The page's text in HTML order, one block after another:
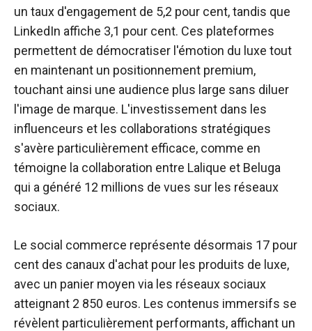
un taux d'engagement de 5,2 pour cent, tandis que
LinkedIn affiche 3,1 pour cent. Ces plateformes
permettent de démocratiser l'émotion du luxe tout
en maintenant un positionnement premium,
touchant ainsi une audience plus large sans diluer
l'image de marque. L'investissement dans les
influenceurs et les collaborations stratégiques
s'avère particulièrement efficace, comme en
témoigne la collaboration entre Lalique et Beluga
qui a généré 12 millions de vues sur les réseaux
sociaux.
Le social commerce représente désormais 17 pour
cent des canaux d'achat pour les produits de luxe,
avec un panier moyen via les réseaux sociaux
atteignant 2 850 euros. Les contenus immersifs se
révèlent particulièrement performants, affichant un